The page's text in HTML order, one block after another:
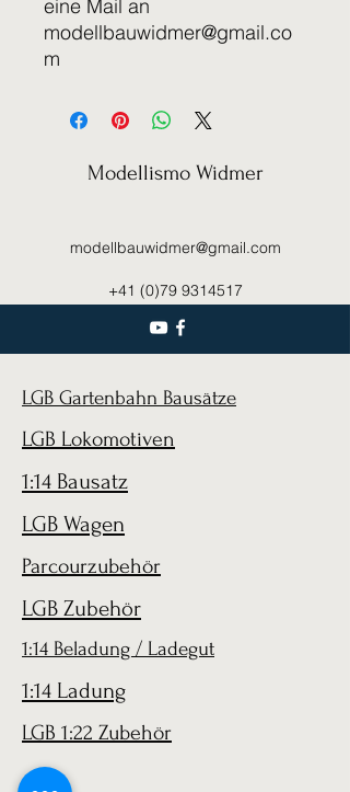
eine Mail an
modellbauwidmer@gmail.co
m
Modellismo Widmer
modellbauwidmer@gmail.com
+41 (0)79 9314517
LGB Gartenbahn Bausätze
LGB Lokomotiven
1:14 Bausatz
LGB Wagen
Parcourzubehör
LGB Zubehör
1:14 Beladung / Ladegut
1:14 Ladung
LGB 1:22 Zubehör